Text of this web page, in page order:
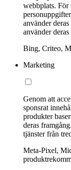
webbplats. För
använder
använder deras
Bing, Criteo,
Marketing
Genom att
sponsrat
produkter
deras
tjänster från
Meta-Pixel,